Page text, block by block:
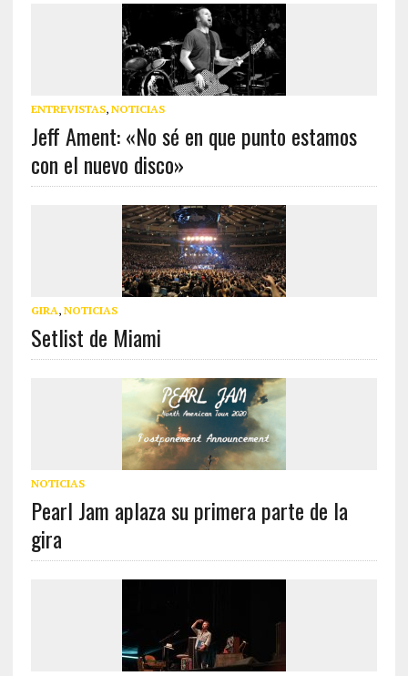
ENTREVISTAS, NOTICIAS
Jeff Ament: «No sé en que punto estamos
con el nuevo disco»
GIRA, NOTICIAS
Setlist de Miami
NOTICIAS
Pearl Jam aplaza su primera parte de la
gira